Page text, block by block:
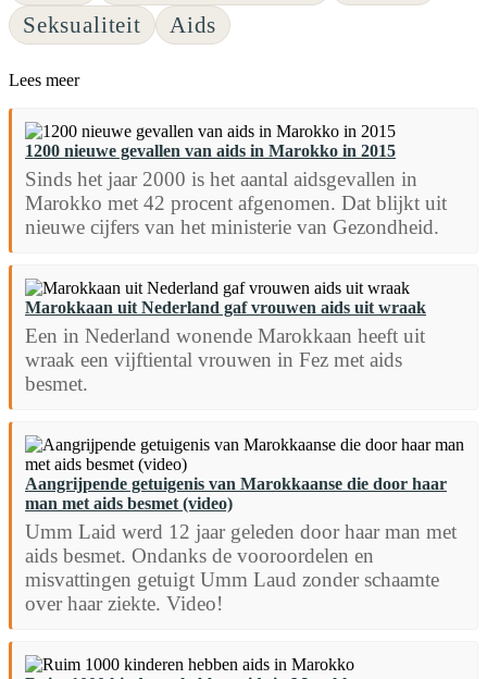
Seksualiteit
Aids
Lees meer
1200 nieuwe gevallen van aids in Marokko in 2015
Sinds het jaar 2000 is het aantal aidsgevallen in
Marokko met 42 procent afgenomen. Dat blijkt uit
nieuwe cijfers van het ministerie van Gezondheid.
Marokkaan uit Nederland gaf vrouwen aids uit wraak
Een in Nederland wonende Marokkaan heeft uit
wraak een vijftiental vrouwen in Fez met aids
besmet.
Aangrijpende getuigenis van Marokkaanse die door haar
man met aids besmet (video)
Umm Laid werd 12 jaar geleden door haar man met
aids besmet. Ondanks de vooroordelen en
misvattingen getuigt Umm Laud zonder schaamte
over haar ziekte. Video!